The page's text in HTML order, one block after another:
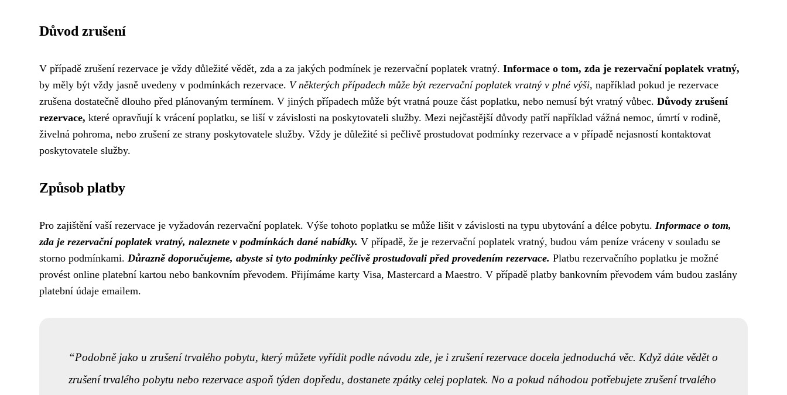
Důvod zrušení
V případě zrušení rezervace je vždy důležité vědět, zda a za jakých podmínek je rezervační poplatek vratný. Informace o tom, zda je rezervační poplatek vratný,
by měly být vždy jasně uvedeny v podmínkách rezervace. V některých případech může být rezervační poplatek vratný v plné výši, například pokud je rezervace
zrušena dostatečně dlouho před plánovaným termínem. V jiných případech může být vratná pouze část poplatku, nebo nemusí být vratný vůbec. Důvody zrušení
rezervace, které opravňují k vrácení poplatku, se liší v závislosti na poskytovateli služby. Mezi nejčastější důvody patří například vážná nemoc, úmrtí v rodině,
živelná pohroma, nebo zrušení ze strany poskytovatele služby. Vždy je důležité si pečlivě prostudovat podmínky rezervace a v případě nejasností kontaktovat
poskytovatele služby.
Způsob platby
Pro zajištění vaší rezervace je vyžadován rezervační poplatek. Výše tohoto poplatku se může lišit v závislosti na typu ubytování a délce pobytu. Informace o tom,
zda je rezervační poplatek vratný, naleznete v podmínkách dané nabídky. V případě, že je rezervační poplatek vratný, budou vám peníze vráceny v souladu se
storno podmínkami. Důrazně doporučujeme, abyste si tyto podmínky pečlivě prostudovali před provedením rezervace. Platbu rezervačního poplatku je možné
provést online platební kartou nebo bankovním převodem. Přijímáme karty Visa, Mastercard a Maestro. V případě platby bankovním převodem vám budou zaslány
platební údaje emailem.
Podobně jako u zrušení trvalého pobytu, který můžete vyříditpodle návodu zde, je i zrušení rezervace docela jednoduchá věc. Když dáte vědět o
zrušení trvalého pobytu nebo rezervace aspoň týden dopředu, dostanete zpátky celej poplatek. No a pokud náhodou potřebujete zrušení trvalého